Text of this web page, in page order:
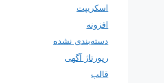
اسکریپت
افزونه
دسته‌بندی نشده
رپورتاژ آگهی
قالب